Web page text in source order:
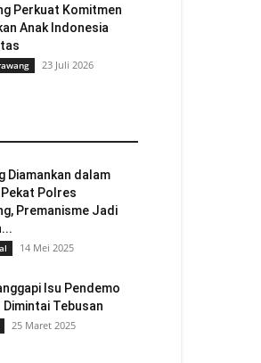
Perkuat Komitmen
Anak Indonesia
23 Juli 2026
Diamankan dalam
Polres
Premanisme Jadi
14 Mei 2025
Isu Pendemo
Dimintai Tebusan
25 Maret 2025